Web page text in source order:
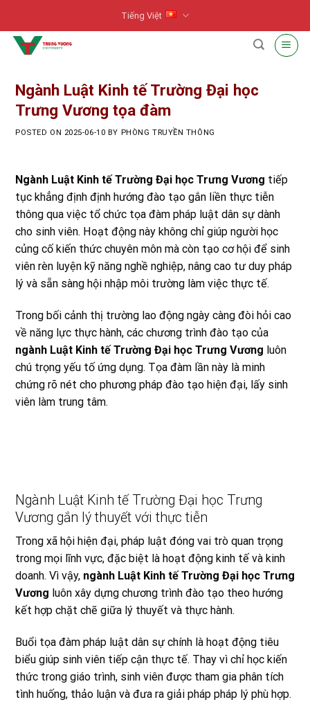
content
Tiếng Việt
Ngành Luật Kinh tế Trường Đại học
Trưng Vương tọa đàm
POSTED ON 2025-06-10 BY PHÒNG TRUYỀN THÔNG
Ngành Luật Kinh tếTrường Đại học Trưng Vương tiếp
tục khẳng định định hướng đào tạo gắn liền thực tiễn
thông qua việc tổ chức tọa đàm pháp luật dân sự dành
cho sinh viên. Hoạt động này không chỉ giúp người học
củng cố kiến thức chuyên môn mà còn tạo cơ hội để sinh
viên rèn luyện kỹ năng nghề nghiệp, nâng cao tư duy pháp
lý và sẵn sàng hội nhập môi trường làm việc thực tế.
Trong bối cảnh thị trường lao động ngày càng đòi hỏi cao
về năng lực thực hành, các chương trình đào tạo của
ngành Luật Kinh tế Trường Đại học Trưng Vương luôn
chú trọng yếu tố ứng dụng. Tọa đàm lần này là minh
chứng rõ nét cho phương pháp đào tạo hiện đại, lấy sinh
viên làm trung tâm.
Ngành Luật Kinh tế Trường Đại học Trưng
Vương gắn lý thuyết với thực tiễn
Trong xã hội hiện đại, pháp luật đóng vai trò quan trọng
trong mọi lĩnh vực, đặc biệt là hoạt động kinh tế và kinh
doanh. Vì vậy, ngành Luật Kinh tế Trường Đại học Trưng
Vương luôn xây dựng chương trình đào tạo theo hướng
kết hợp chặt chẽ giữa lý thuyết và thực hành.
Buổi tọa đàm pháp luật dân sự chính là hoạt động tiêu
biểu giúp sinh viên tiếp cận thực tế. Thay vì chỉ học kiến
thức trong giáo trình, sinh viên được tham gia phân tích
tình huống, thảo luận và đưa ra giải pháp pháp lý phù hợp.